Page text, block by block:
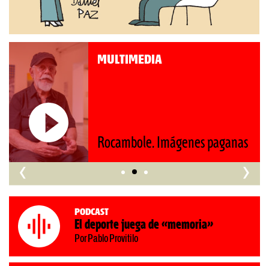
paganas
nos retrocede al siglo
‹ ›
Podcast
El deporte juega de «memoria»
Por Pablo Provitilo